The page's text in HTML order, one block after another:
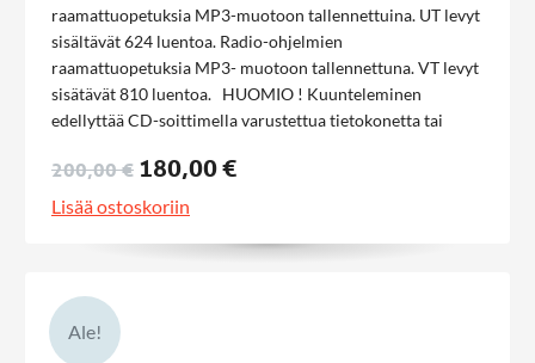
raamattuopetuksia MP3-muotoon tallennettuina. UT levyt
sisältävät 624 luentoa. Radio-ohjelmien
raamattuopetuksia MP3- muotoon tallennettuna. VT levyt
sisätävät 810 luentoa. HUOMIO ! Kuunteleminen
edellyttää CD-soittimella varustettua tietokonetta tai
200,00 € 180,00 €
Lisää ostoskoriin
Ale!